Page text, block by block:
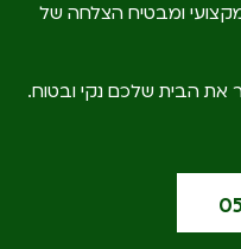
ומבטיח הצלחה של
את הבית שלכם נקי ובטוח.